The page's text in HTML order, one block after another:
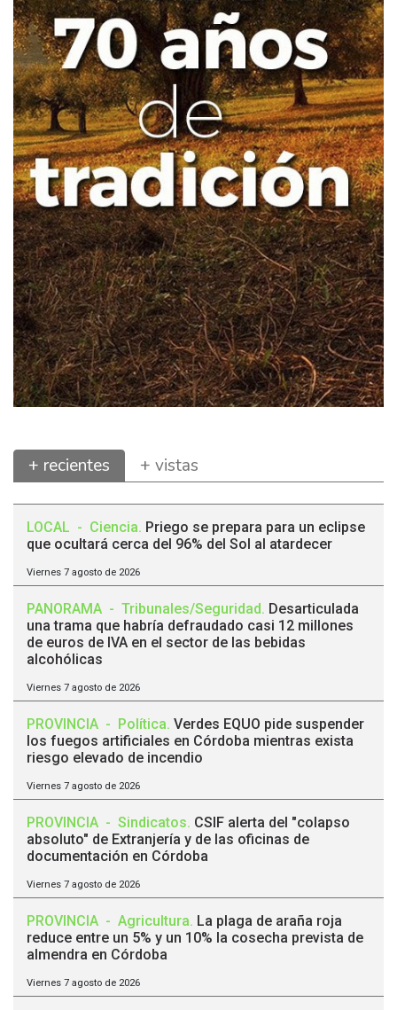
+ recientes + vistas
LOCAL - Ciencia. Priego se prepara para un eclipse
que ocultará cerca del 96% del Sol al atardecer
Viernes 7 agosto de 2026
PANORAMA - Tribunales/Seguridad. Desarticulada
una trama que habría defraudado casi 12 millones
de euros de IVA en el sector de las bebidas
alcohólicas
Viernes 7 agosto de 2026
PROVINCIA - Política. Verdes EQUO pide suspender
los fuegos artificiales en Córdoba mientras exista
riesgo elevado de incendio
Viernes 7 agosto de 2026
PROVINCIA - Sindicatos. CSIF alerta del "colapso
absoluto" de Extranjería y de las oficinas de
documentación en Córdoba
Viernes 7 agosto de 2026
PROVINCIA - Agricultura. La plaga de araña roja
reduce entre un 5% y un 10% la cosecha prevista de
almendra en Córdoba
Viernes 7 agosto de 2026